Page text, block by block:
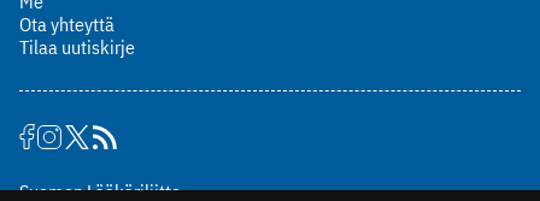
Ota yhteyttä
Tilaa uutiskirje
Suomen Lääkäriliitto